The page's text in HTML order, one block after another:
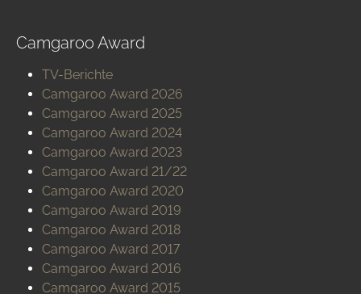
Camgaroo Award
TV-Berichte
Camgaroo Award 2026
Camgaroo Award 2025
Camgaroo Award 2024
Camgaroo Award 2023
Camgaroo Award 21/22
Camgaroo Award 2020
Camgaroo Award 2019
Camgaroo Award 2018
Camgaroo Award 2017
Camgaroo Award 2016
Camgaroo Award 2015